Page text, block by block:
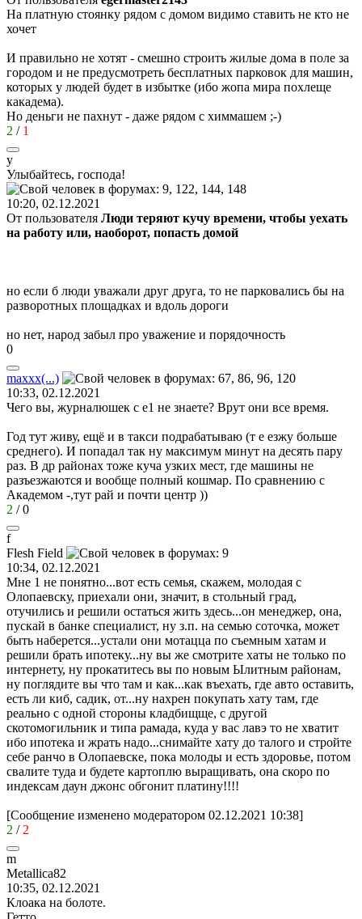
На платную стоянку рядом с домом видимо ставить не кто не
хочет
И правильно не хотят - смешно строить жилые дома в поле за
городом и не предусмотреть бесплатных парковок для машин,
которых у людей будет в избытке (ибо жопа мира похлеще
какадема).
Но деньги не пахнут - даже рядом с химмашем ;-)
2 / 1
у
Улыбайтесь, господа!
10:20, 02.12.2021
От пользователя Люди теряют кучу времени, чтобы уехать
на работу или, наоборот, попасть домой
но если б люди уважали друг друга, то не парковались бы на
разворотных площадках и вдоль дороги
но нет, народ забыл про уважение и порядочность
0
maxxx(...)
10:33, 02.12.2021
Чего вы, журналюшек с е1 не знаете? Врут они все время.
Год тут живу, ещё и в такси подрабатываю (т е езжу больше
среднего). И попадал так ну максимум минут на десять пару
раз. В др районах тоже куча узких мест, где машины не
разъезжаются и вообще полный кошмар. По сравнению с
Академом -,тут рай и почти центр ))
2 /0
f
Flesh Field
10:34, 02.12.2021
Мне 1 не понятно...вот есть семья, скажем, молодая с
Олопаевску, приехали они, значит, в стольный град,
отучились и решили остаться жить здесь...он менеджер, она,
пускай в банке специалист, ну з.п. на семью соточка, может
быть наберется...устали они мотацца по съемным хатам и
решили брать ипотеку...ну вы же смотрите хаты не только по
интернету, ну прокатитесь вы по новым Ылитным районам,
ну поглядите вы что там и как...как въехать, где авто оставить,
есть ли киб, садик, от...ну нахрен покупать хату там, где
реально с одной стороны кладбищще, с другой
скотомогильник и типа рамада, куда у вас лавэ то не хватит
ибо ипотека и жрать надо...снимайте хату до талого и стройте
себе ранчо в Олопаевске, пока молоды и есть здоровье, потом
свалите туда и будете картоплю выращивать, она скоро по
индексам даун джонс обгонит платину!!!!
[Сообщение изменено модератором 02.12.2021 10:38]
2 / 2
m
Metallica82
10:35, 02.12.2021
Клоака на болоте.